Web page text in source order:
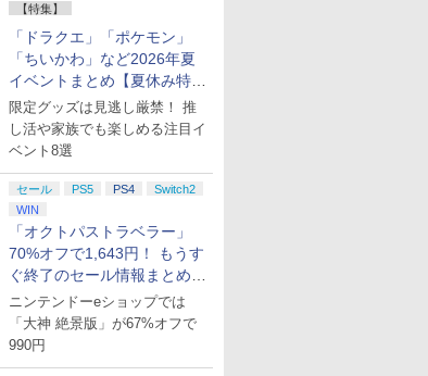
【特集】
「ドラクエ」「ポケモン」
「ちいかわ」など2026年夏
イベントまとめ【夏休み特
集】
限定グッズは見逃し厳禁！ 推
し活や家族でも楽しめる注目イ
ベント8選
セール PS5 PS4
Switch2
WIN
「オクトパストラベラー」
70%オフで1,643円！ もうす
ぐ終了のセール情報まとめ
【8月8日更新】
ニンテンドーeショップでは
「大神 絶景版」が67%オフで
990円